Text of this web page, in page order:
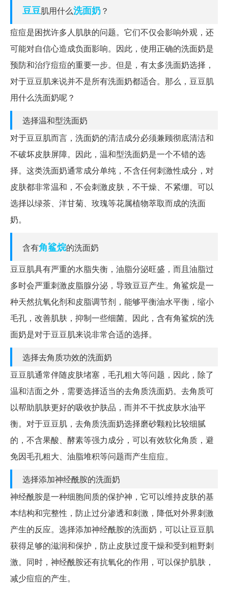
豆豆肌用什么洗面奶？
痘痘是困扰许多人肌肤的问题。它们不仅会影响外观，还
可能对自信心造成负面影响。因此，使用正确的洗面奶是
预防和治疗痘痘的重要一步。但是，有太多洗面奶选择，
对于豆豆肌来说并不是所有洗面奶都适合。那么，豆豆肌
用什么洗面奶呢？
选择温和型洗面奶
对于豆豆肌而言，洗面奶的清洁成分必须兼顾彻底清洁和
不破坏皮肤屏障。因此，温和型洗面奶是一个不错的选
择。这类洗面奶通常成分单纯，不含任何刺激性成分，对
皮肤都非常温和，不会刺激皮肤，不干燥、不紧绷。可以
选择以绿茶、洋甘菊、玫瑰等花属植物萃取而成的洗面
奶。
含有角鲨烷的洗面奶
豆豆肌具有严重的水脂失衡，油脂分泌旺盛，而且油脂过
多时会严重刺激皮脂腺分泌，导致豆豆产生。角鲨烷是一
种天然抗氧化剂和皮脂调节剂，能够平衡油水平衡，缩小
毛孔，改善肌肤，抑制一些细菌。因此，含有角鲨烷的洗
面奶是对于豆豆肌来说非常合适的选择。
选择去角质功效的洗面奶
豆豆肌通常伴随皮肤堵塞，毛孔粗大等问题，因此，除了
温和洁面之外，需要选择适当的去角质洗面奶。去角质可
以帮助肌肤更好的吸收护肤品，而并不干扰皮肤水油平
衡。对于豆豆肌，去角质洗面奶选择磨砂颗粒比较细腻
的，不含果酸、酵素等强力成分，可以有效软化角质，避
免因毛孔粗大、油脂堆积等问题而产生痘痘。
选择添加神经酰胺的洗面奶
神经酰胺是一种细胞间质的保护神，它可以维持皮肤的基
本结构和完整性，防止过分渗透和刺激，降低对外界刺激
产生的反应。选择添加神经酰胺的洗面奶，可以让豆豆肌
获得足够的滋润和保护，防止皮肤过度干燥和受到粗野刺
激。同时，神经酰胺还有抗氧化的作用，可以保护肌肤，
减少痘痘的产生。